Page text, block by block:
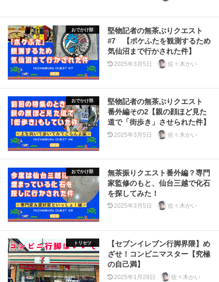
おでかけ部
堅物記者の無茶ぶりクエスト
#7 【ポケふたを観測するため
気仙沼まで行かされた件】
2025年3月5日 佐々木かい
おでかけ部
堅物記者の無茶ぶりクエスト
番外編その2【親の顔ほど見た
道で「街歩き」させられた件】
2025年3月5日 佐々木かい
おでかけ部
無茶振りクエスト番外編？専門
家監修のもと、仙台三越で化石
を探してみた！
2025年3月5日 佐々木かい
トリセツ
【セブンイレブン行脚界隈】め
ざせ！コンビニマスター【究極
の自己満】
2025年1月28日 佐々木かい